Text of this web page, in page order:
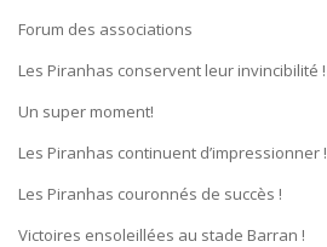
Forum des associations
Les Piranhas conservent leur invincibilité !
Un super moment!
Les Piranhas continuent d’impressionner !
Les Piranhas couronnés de succès !
Victoires ensoleillées au stade Barran !